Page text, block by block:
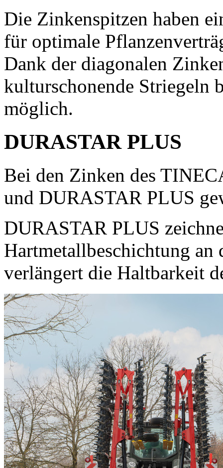
Die Zinkenspitzen haben
für optimale
Dank der diagonalen
kulturschonende Striegeln
möglich.
DURASTAR PLUS
Bei den Zinken des
und DURASTAR PLUS
DURASTAR PLUS
Hartmetallbeschichtung an
verlängert die Haltbarkeit